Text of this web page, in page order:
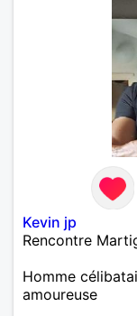
Kevin jp
Rencontre
Homme
amoureuse